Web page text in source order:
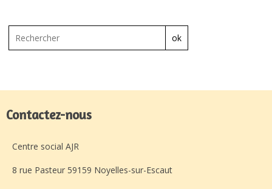
ok
Contactez-nous
Centre social AJR
8 rue Pasteur 59159 Noyelles-sur-Escaut